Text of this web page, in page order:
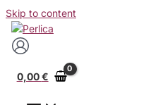
Skip to content
0,00€